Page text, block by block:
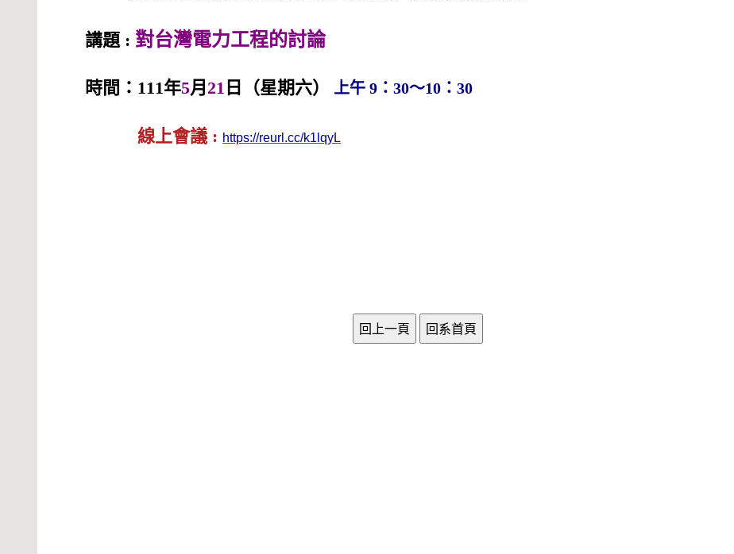
講題 : 對台灣電力工程的討論
時間：111年5月 21 日（星期六） 上午 9：30～10：30
線上會議 : https://reurl.cc/k1lqyL